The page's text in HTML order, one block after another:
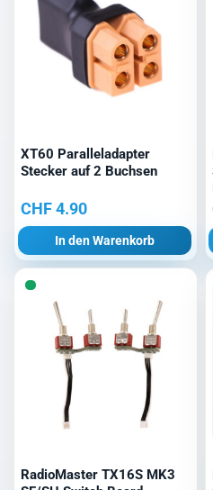
XT60 Paralleladapter
Stecker auf 2 Buchsen
CHF4.90
In den Warenkorb
RadioMaster TX16S MK3